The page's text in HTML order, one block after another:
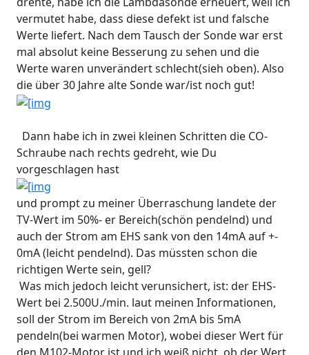
vermutet habe, dass diese defekt ist und falsche
Werte liefert. Nach dem Tausch der Sonde war erst
mal absolut keine Besserung zu sehen und die
Werte waren unverändert schlecht(sieh oben). Also
die über 30 Jahre alte Sonde war/ist noch gut!
Dann habe ich in zwei kleinen Schritten die CO-
Schraube nach rechts gedreht, wie Du
vorgeschlagen hast
und prompt zu meiner Überraschung landete der
TV-Wert im 50%- er Bereich(schön pendelnd) und
auch der Strom am EHS sank von den 14mA auf +-
0mA (leicht pendelnd). Das müssten schon die
richtigen Werte sein, gell?
Was mich jedoch leicht verunsichert, ist: der EHS-
Wert bei 2.500U./min. laut meinen Informationen,
soll der Strom im Bereich von 2mA bis 5mA
pendeln(bei warmen Motor), wobei dieser Wert für